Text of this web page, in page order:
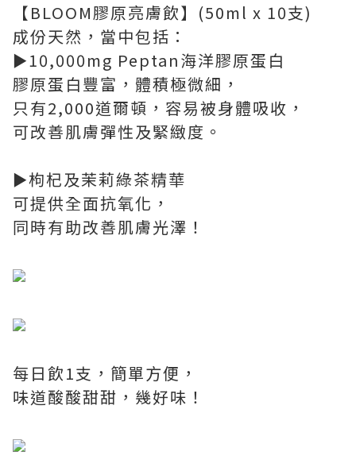
【BLOOM膠原亮膚飲】(50ml x 10支)
成份天然，當中包括：
►10,000mg Peptan海洋膠原蛋白
膠原蛋白豐富，體積極微細，
只有2,000道爾頓，容易被身體吸收，
可改善肌膚彈性及緊緻度。
►枸杞及茉莉綠茶精華
可提供全面抗氧化，
同時有助改善肌膚光澤！
每日飲1支，簡單方便，
味道酸酸甜甜，幾好味！